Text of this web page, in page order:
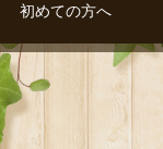
初めての方へ